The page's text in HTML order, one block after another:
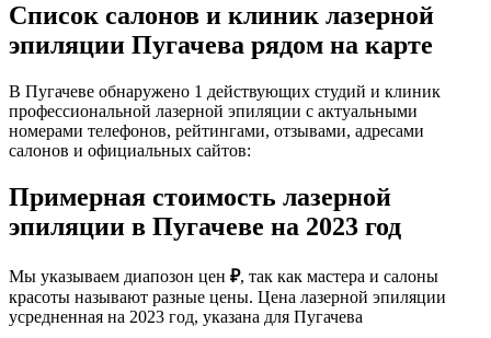
Список салонов и клиник лазерной
эпиляции Пугачева рядом на карте
В Пугачеве обнаружено 1 действующих студий и клиник
профессиональной лазерной эпиляции с актуальными
номерами телефонов, рейтингами, отзывами, адресами
салонов и официальных сайтов:
Примерная стоимость лазерной
эпиляции в Пугачеве на 2023 год
Мы указываем диапозон цен ₽, так как мастера и салоны
красоты называют разные цены. Цена лазерной эпиляции
усредненная на 2023 год, указана для Пугачева